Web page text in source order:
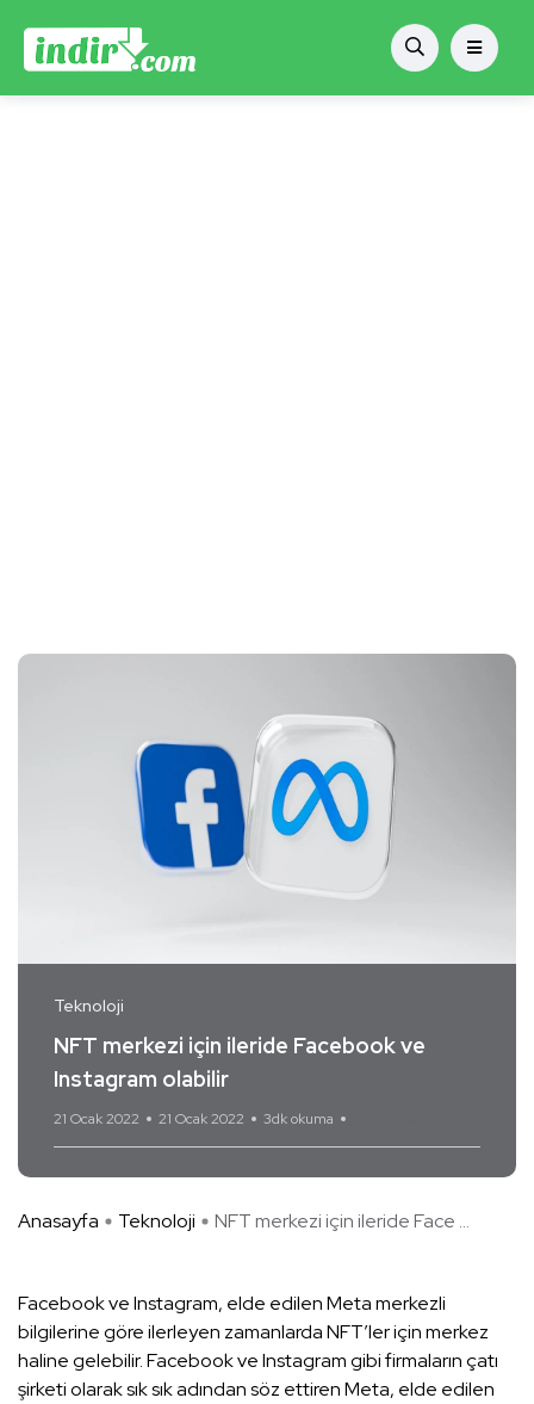
Teknoloji
NFT merkezi için ileride Facebook ve
Instagram olabilir
21 Ocak 2022 21 Ocak 2022 3dk okuma
Anasayfa Teknoloji NFT merkezi için ileride Face ...
Facebook ve Instagram, elde edilen Meta merkezli
bilgilerine göre ilerleyen zamanlarda NFT’ler için merkez
haline gelebilir. Facebook ve Instagram gibi firmaların çatı
şirketi olarak sık sık adından söz ettiren Meta, elde edilen